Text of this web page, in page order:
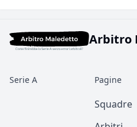
Arbitro
Serie A Pagine
Squadre